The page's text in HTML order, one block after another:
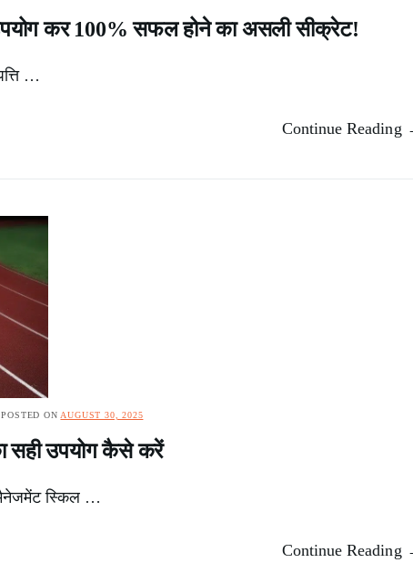
कर 100% सफल होने का असली सीक्रेट!
…
Continue Reading
POSTED ON AUGUST 30, 2025
सही उपयोग कैसे करें
मैनेजमेंट स्किल …
Continue Reading